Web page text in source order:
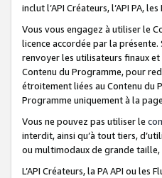
inclut l’API Créateurs, l’API PA,
Vous vous engagez à utiliser le
licence accordée par la
renvoyer les utilisateurs finaux
Contenu du Programme, pour
étroitement liées au Contenu du
Programme uniquement à la
Vous ne pouvez pas utiliser le
interdit, ainsi qu’à tout tiers,
ou multimodaux de grande
L’API Créateurs, la PA API ou